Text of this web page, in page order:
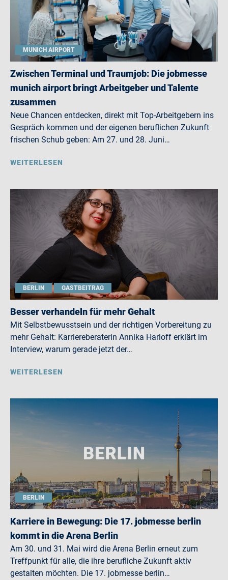
MUNICH AIRPORT
Zwischen Terminal und Traumjob: Die jobmesse
munich airport bringt Arbeitgeber und Talente
zusammen
Neue Chancen entdecken, direkt mit Top-Arbeitgebern ins
Gespräch kommen und der eigenen beruflichen Zukunft
frischen Schub geben: Am 27. und 28. Juni…
WEITERLESEN
BERLIN GASTBEITRAG
Besser verhandeln für mehr Gehalt
Mit Selbstbewusstsein und der richtigen Vorbereitung zu
mehr Gehalt: Karriereberaterin Annika Harloff erklärt im
Interview, warum gerade jetzt der…
WEITERLESEN
BERLIN
Karriere in Bewegung: Die 17. jobmesse berlin
kommt in die Arena Berlin
Am 30. und 31. Mai wird die Arena Berlin erneut zum
Treffpunkt für alle, die ihre berufliche Zukunft aktiv
gestalten möchten. Die 17. jobmesse berlin…